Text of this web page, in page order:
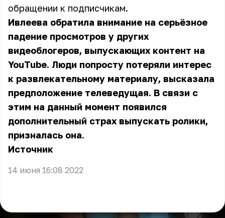
обращении к подписчикам.
Ивлеева обратила внимание на серьёзное
падение просмотров у других
видеоблогеров, выпускающих контент на
YouTube. Люди попросту потеряли интерес
к развлекательному материалу, высказала
предположение телеведущая. В связи с
этим на данный момент появился
дополнительный страх выпускать ролики,
призналась она.
Источник
14 июня 16:08 2022